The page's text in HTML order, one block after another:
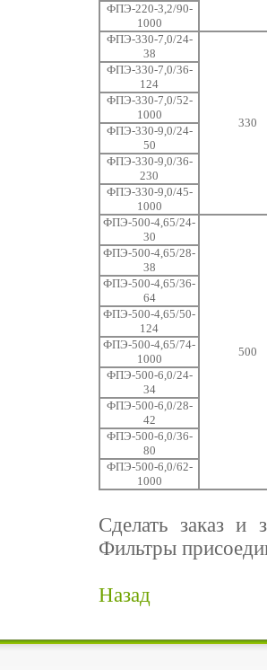
ФПЭ-220-3,2/90-
1000
ФПЭ-330-7,0/24-
38
330
ФПЭ-330-7,0/36-
124
ФПЭ-330-7,0/52-
1000
ФПЭ-330-9,0/24-
50
ФПЭ-330-9,0/36-
230
ФПЭ-330-9,0/45-
1000
ФПЭ-500-4,65/24-
30
500
ФПЭ-500-4,65/28-
38
ФПЭ-500-4,65/36-
64
ФПЭ-500-4,65/50-
124
ФПЭ-500-4,65/74-
1000
ФПЭ-500-6,0/24-
34
ФПЭ-500-6,0/28-
42
ФПЭ-500-6,0/36-
80
ФПЭ-500-6,0/62-
1000
Сделать заказ
Фильтры
Назад